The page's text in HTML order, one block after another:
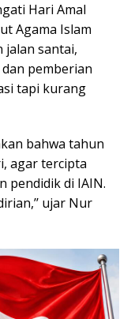
Hari Amal
Agama Islam
jalan santai,
pemberian
tapi kurang
bahwa tahun
agar tercipta
pendidik di IAIN.
ujar Nur